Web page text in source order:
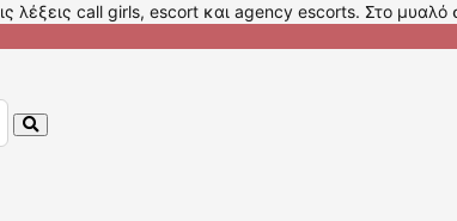
λέξεις call girls, escort και agency escorts. Στο